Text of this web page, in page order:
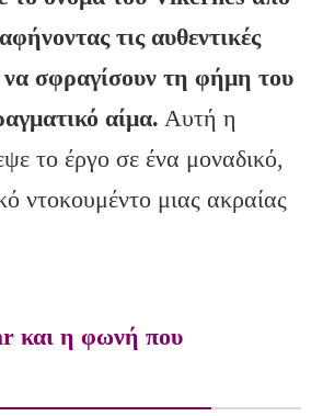
τις αυθεντικές
να σφραγίσουν τη φήμη του
αίμα. Αυτή η
το έργο σε ένα μοναδικό,
ντοκουμέντο μιας ακραίας
και η φωνή που